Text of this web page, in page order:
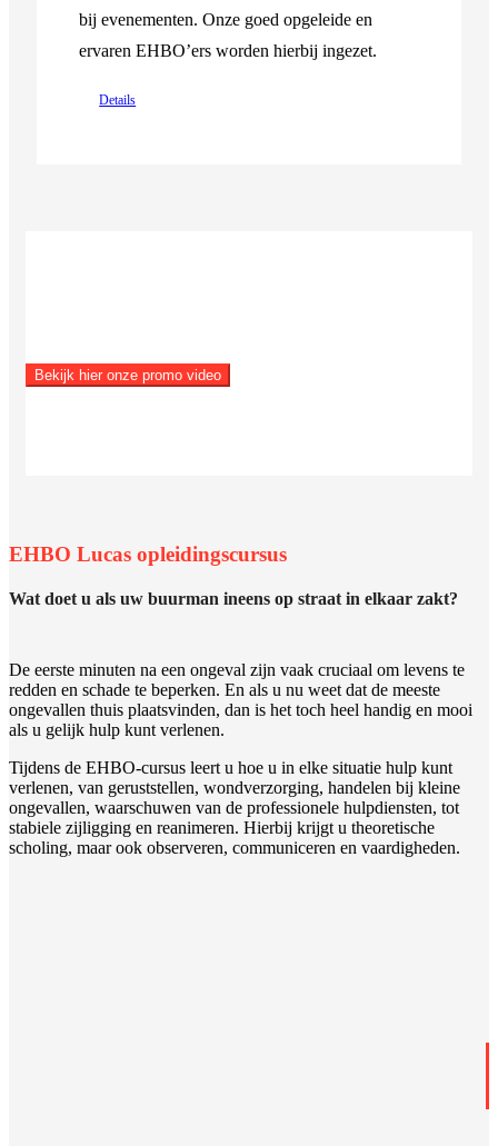
bij evenementen. Onze goed opgeleide en
ervaren EHBO’ers worden hierbij ingezet.
Details
Bekijk hier onze promo video
EHBO Lucas opleidingscursus
Wat doet u als uw buurman ineens op straat in elkaar zakt?
De eerste minuten na een ongeval zijn vaak cruciaal om levens te
redden en schade te beperken. En als u nu weet dat de meeste
ongevallen thuis plaatsvinden, dan is het toch heel handig en mooi
als u gelijk hulp kunt verlenen.
Tijdens de EHBO-cursus leert u hoe u in elke situatie hulp kunt
verlenen, van geruststellen, wondverzorging, handelen bij kleine
ongevallen, waarschuwen van de professionele hulpdiensten, tot
stabiele zijligging en reanimeren. Hierbij krijgt u theoretische
scholing, maar ook observeren, communiceren en vaardigheden.